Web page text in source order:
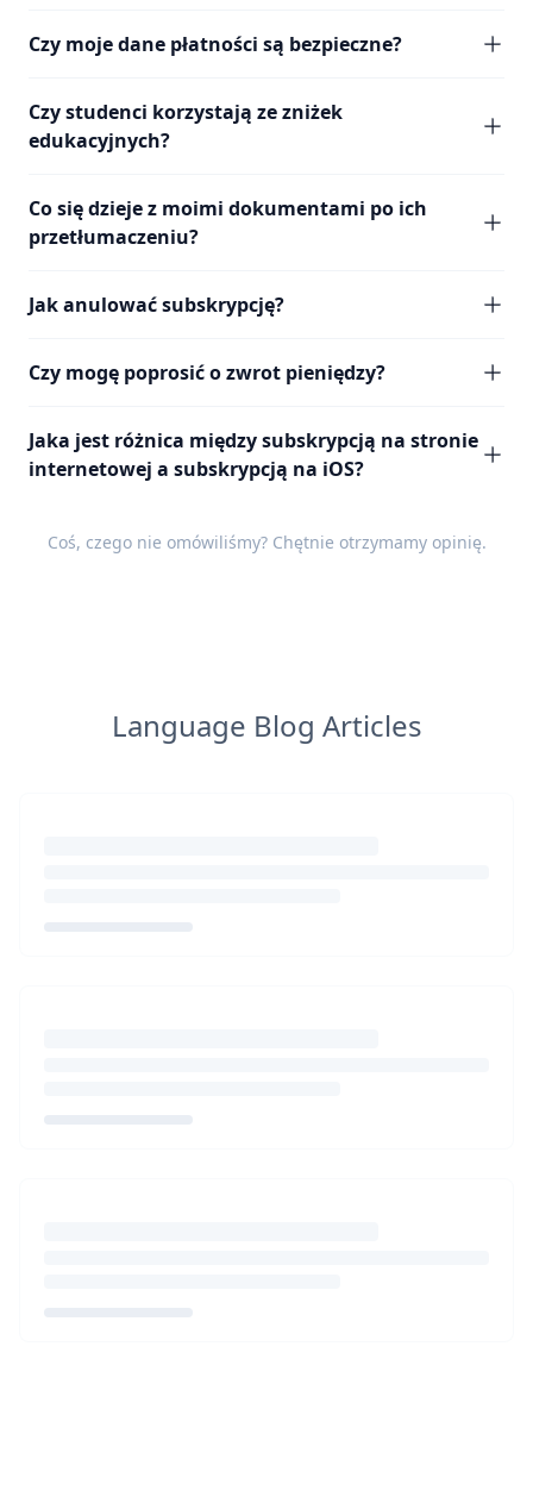
Czy moje dane płatności są bezpieczne?
Czy studenci korzystają ze zniżek
edukacyjnych?
Co się dzieje z moimi dokumentami po ich
przetłumaczeniu?
Jak anulować subskrypcję?
Czy mogę poprosić o zwrot pieniędzy?
Jaka jest różnica między subskrypcją na stronie
internetowej a subskrypcją na iOS?
Coś, czego nie omówiliśmy? Chętnie otrzymamy opinię.
Language Blog Articles